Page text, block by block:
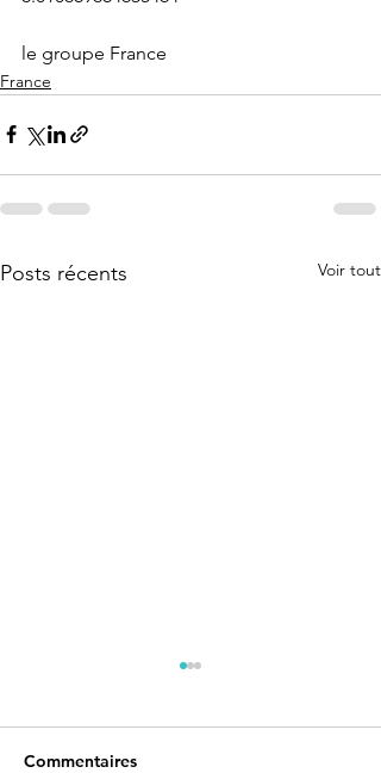
le groupe France
France
Posts récents Voir tout
Commentaires